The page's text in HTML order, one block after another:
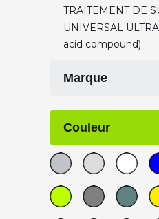
TRAITEMENT DE
UNIVERSAL
acid compound)
Marque
Corextrusion (TAG)
FormFutura
Igus
Optimus
Smart materials 3D
Couleur